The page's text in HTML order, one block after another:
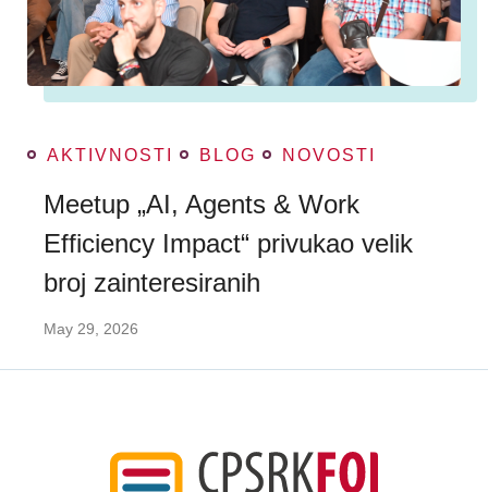
AKTIVNOSTI BLOG NOVOSTI
Meetup „AI, Agents & Work
Efficiency Impact“ privukao velik
broj zainteresiranih
May 29, 2026